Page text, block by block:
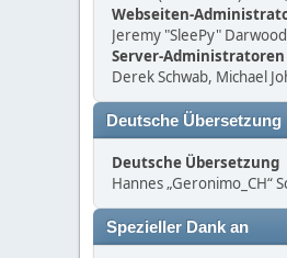
Webseiten-
Jeremy "SleePy"
Server-Administratoren
Derek Schwab, Michael
Deutsche Übersetzung
Deutsche Übersetzung
Hannes „Geronimo_CH“
Spezieller Dank an